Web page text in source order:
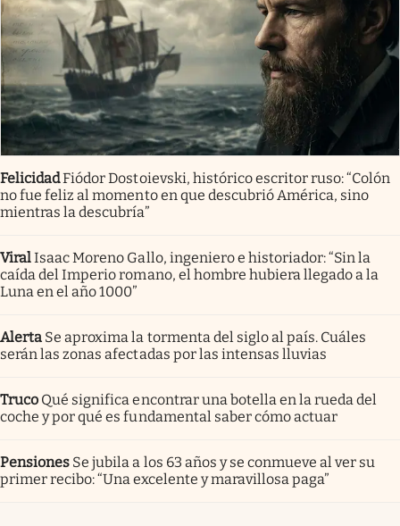
FelicidadFiódor Dostoievski, histórico escritor ruso: “Colón
no fue feliz al momento en que descubrió América, sino
mientras la descubría”
ViralIsaac Moreno Gallo, ingeniero e historiador: “Sin la
caída del Imperio romano, el hombre hubiera llegado a la
Luna en el año 1000”
Alerta Se aproxima la tormenta del siglo al país. Cuáles
serán las zonas afectadas por las intensas lluvias
Truco Qué significa encontrar una botella en la rueda del
coche y por qué es fundamental saber cómo actuar
Pensiones Se jubila a los 63 años y se conmueve al ver su
primer recibo: “Una excelente y maravillosa paga”